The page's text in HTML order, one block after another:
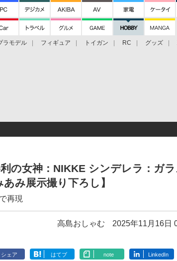
ラモデル フィギュア トイガン RC グッズ
の女神：NIKKE シンデレラ：ガラ
み展示撮り下ろし】
再現
高島おしゃむ 2025年11月16日
シェア はてブ note LinkedIn